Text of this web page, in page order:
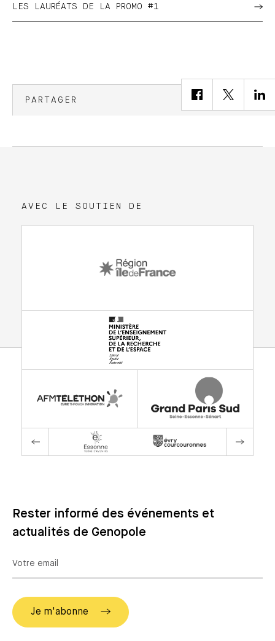
LES LAURÉATS DE LA PROMO #1
PARTAGER
AVEC LE SOUTIEN DE
Rester informé des événements et
actualités de Genopole